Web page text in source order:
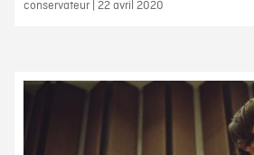
conservateur | 22 avril 2020